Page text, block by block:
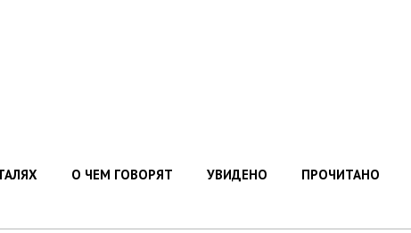
О ЧЕМ ГОВОРЯТ УВИДЕНО ПРОЧИТАНО